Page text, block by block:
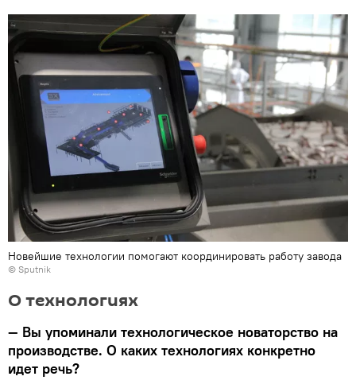
Новейшие технологии помогают координировать работу завода
© Sputnik
О технологиях
— Вы упоминали технологическое новаторство на
производстве. О каких технологиях конкретно
идет речь?